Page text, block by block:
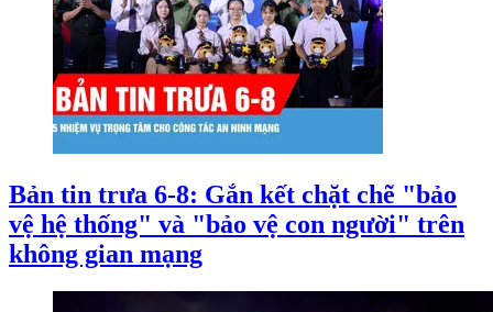
Bản tin trưa 6-8: Gắn kết chặt chẽ "bảo
vệ hệ thống" và "bảo vệ con người" trên
không gian mạng